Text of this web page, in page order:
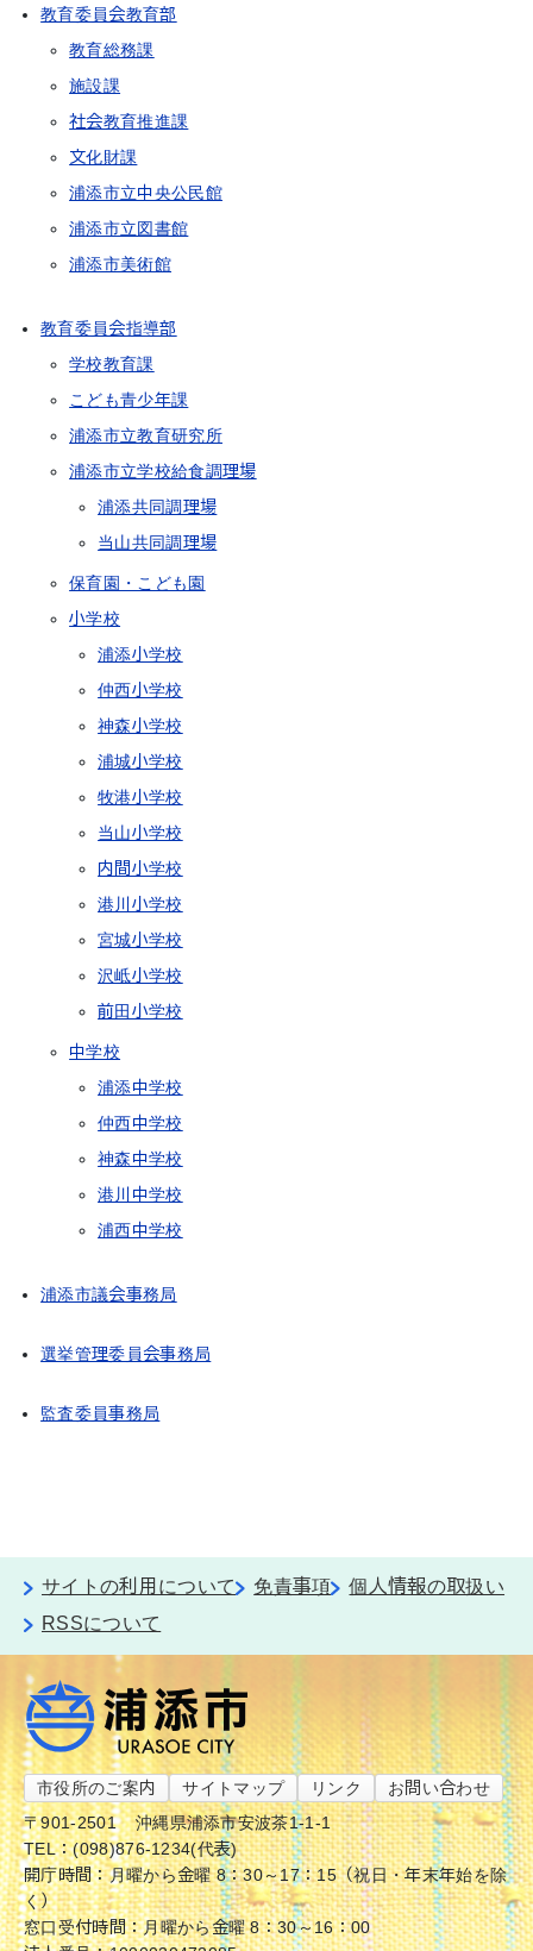
教育委員会教育部
教育総務課
施設課
社会教育推進課
文化財課
浦添市立中央公民館
浦添市立図書館
浦添市美術館
教育委員会指導部
学校教育課
こども青少年課
浦添市立教育研究所
浦添市立学校給食調理場
浦添共同調理場
当山共同調理場
保育園・こども園
小学校
浦添小学校
仲西小学校
神森小学校
浦城小学校
牧港小学校
当山小学校
内間小学校
港川小学校
宮城小学校
沢岻小学校
前田小学校
中学校
浦添中学校
仲西中学校
神森中学校
港川中学校
浦西中学校
浦添市議会事務局
選挙管理委員会事務局
監査委員事務局
サイトの利用について 免責事項
個人情報の取扱い
RSSについて
市役所のご案内 サイトマップ リンク
お問い合わせ
〒901-2501
沖縄県浦添市安波茶1-1-1
TEL：(098)876-1234(代表)
開庁時間：月曜から金曜 8：30～17：15（祝日・年末年始を除
く）
窓口受付時間：月曜から金曜 8：30～16：00